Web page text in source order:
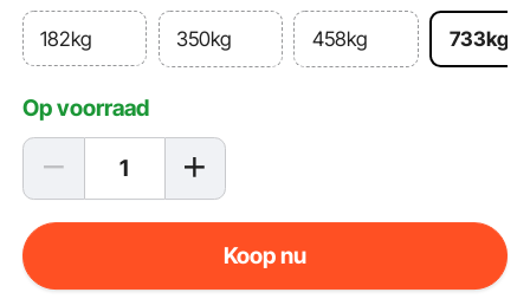
182kg 350kg 458kg 733kg
Op voorraad
Koop nu